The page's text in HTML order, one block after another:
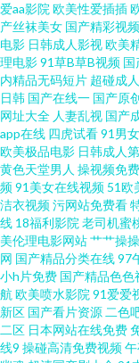
制片场性爱视频 俺去也
电影 91叉插叉 综合色情
网 影音先锋中文字幕亚
欧美日韩亚洲国产成 久
频国产 美女网站免费观
免费资源 人人妻人人爽
色天堂 欧美亚国产精品
不卡的AV电影 91在线视
爱aa影院 欧美性爱插插
产丝袜美女 国产精彩视频
电影 日韩成人影视欧美
理电影91草B草B视频 国
内精品无码短片 超碰成
日韩 国产在线一 国产原
网址大全 人妻乱视 国产
app在线 四虎试看91男女
欧美极品电影 日韩成人
黄色天堂男人 操视频免
频91美女在线视频 51欧
洁衣视频污网站免费看
线 18福利影院 老司机蜜
美伦理电影网站艹艹操操
网 国产精品分类在线97
小h片免费 国产精品色色
航 欧美喷水影院 91爱爱
新区 国产看片资源 二色
二区 日本网站在线免费
线9 操碰高清免费视频